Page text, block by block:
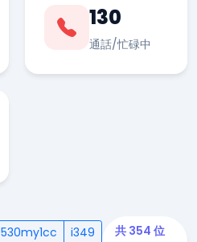
130
通話/忙碌中
530my1cc i349
共 354 位